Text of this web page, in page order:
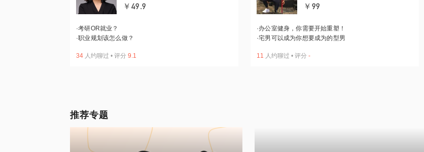
￥49.9
·考研OR就业？
·职业规划该怎么做？
34 人约聊过 • 评分 9.1
￥99
·办公室健身，你需要开始重塑！
·宅男可以成为你想要成为的型男
11 人约聊过 • 评分 -
推荐专题